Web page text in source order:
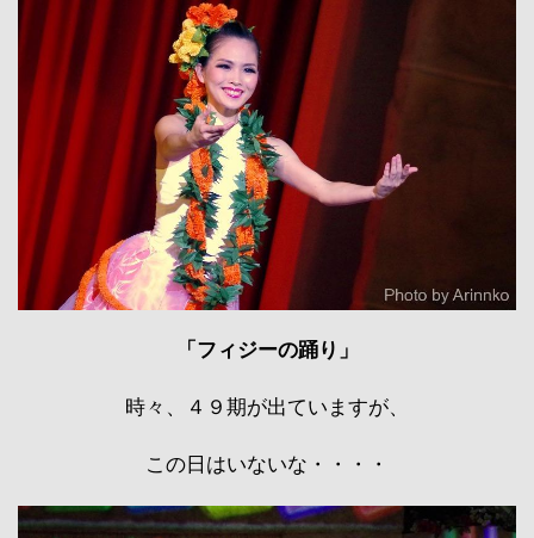
「フィジーの踊り」
時々、４９期が出ていますが、
この日はいないな・・・・